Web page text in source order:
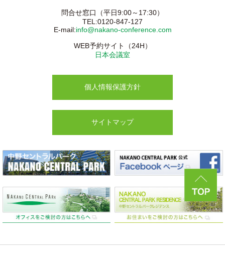
問合せ窓口（平日9:00～17:30）
TEL:0120-847-127
E-mail:info@nakano-conference.com
WEB予約サイト（24H）
日本会議室
個人情報保護方針
サイトマップ